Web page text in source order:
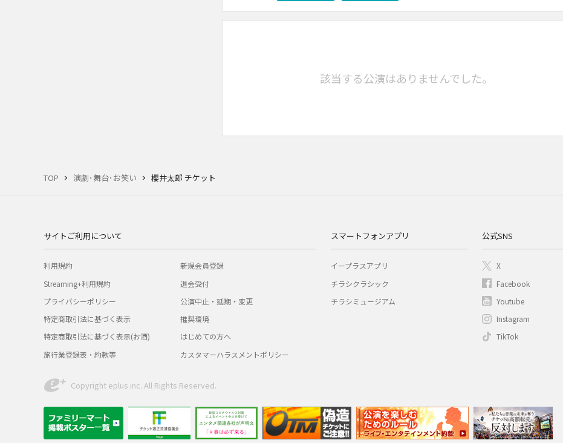
TOP 演劇･舞台･お笑い 櫻井太郎 チケット
該当する公演はありませんでした。
サイトご利用について
利用規約
Streaming+利用規約
プライバシーポリシー
特定商取引法に基づく表示
特定商取引法に基づく表示(お酒)
旅行業登録表・約款等
新規会員登録
退会受付
公演中止・延期・変更
推奨環境
はじめての方へ
カスタマーハラスメントポリシー
スマートフォンアプリ
イープラスアプリ
チラシクラシック
チラシミュージアム
公式SNS
X
Facebook
Youtube
Instagram
TikTok
Copyright eplus inc. All Rights Reserved.